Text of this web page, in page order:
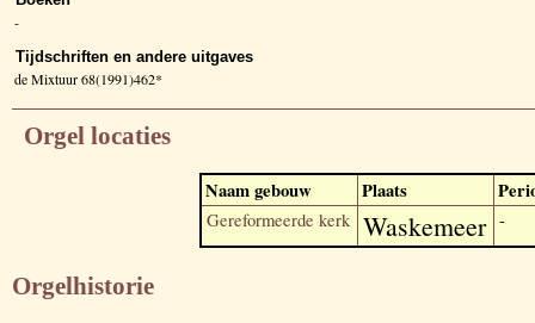
-
Tijdschriften en andere uitgaves
de Mixtuur 68(1991)462*
Orgel locaties
Naam gebouw Plaats
Gereformeerde kerk Waskemeer -
Orgelhistorie